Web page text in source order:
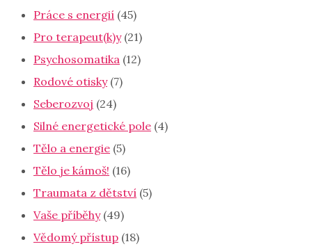
Práce s energií (45)
Pro terapeut(k)y(21)
Psychosomatika (12)
Rodové otisky(7)
Seberozvoj (24)
Silné energetické pole (4)
Tělo a energie (5)
Tělo je kámoš! (16)
Traumata z dětství (5)
Vaše příběhy(49)
Vědomý přístup (18)